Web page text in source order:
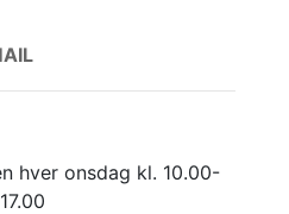
hver onsdag kl. 10.00-
17.00